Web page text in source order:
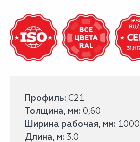
Профиль: С21
Толщина, мм: 0,60
Ширина рабочая, мм: 1000
Длина, м: 3.0